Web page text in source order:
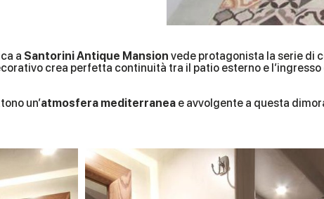
a Santorini Antique Mansion vede protagonista la serie di
crea perfetta continuità tra il patio esterno e
un’atmosfera mediterranea e avvolgente a questa